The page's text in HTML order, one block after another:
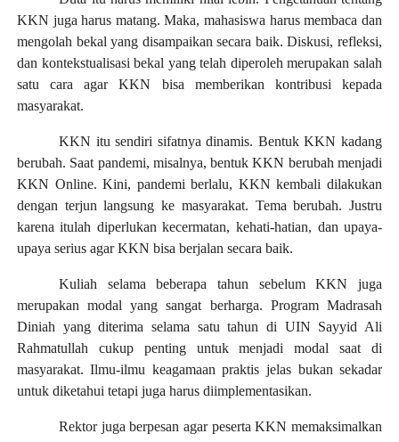
KKN juga harus matang. Maka, mahasiswa harus membaca dan
mengolah bekal yang disampaikan secara baik. Diskusi, refleksi,
dan kontekstualisasi bekal yang telah diperoleh merupakan salah
satu cara agar KKN bisa memberikan kontribusi kepada
masyarakat.
KKN itu sendiri sifatnya dinamis. Bentuk KKN kadang
berubah. Saat pandemi, misalnya, bentuk KKN berubah menjadi
KKN Online. Kini, pandemi berlalu, KKN kembali dilakukan
dengan terjun langsung ke masyarakat. Tema berubah. Justru
karena itulah diperlukan kecermatan, kehati-hatian, dan upaya-
upaya serius agar KKN bisa berjalan secara baik.
Kuliah selama beberapa tahun sebelum KKN juga
merupakan modal yang sangat berharga. Program Madrasah
Diniah yang diterima selama satu tahun di UIN Sayyid Ali
Rahmatullah cukup penting untuk menjadi modal saat di
masyarakat. Ilmu-ilmu keagamaan praktis jelas bukan sekadar
untuk diketahui tetapi juga harus diimplementasikan.
Rektor juga berpesan agar peserta KKN memaksimalkan